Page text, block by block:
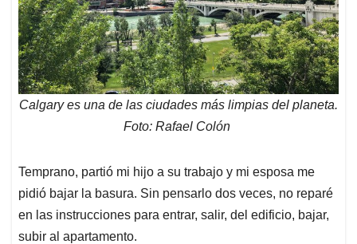
Calgary es una de las ciudades más limpias del planeta.
Foto: Rafael Colón
Temprano, partió mi hijo a su trabajo y mi esposa me
pidió bajar la basura. Sin pensarlo dos veces, no reparé
en las instrucciones para entrar, salir, del edificio, bajar,
subir al apartamento.